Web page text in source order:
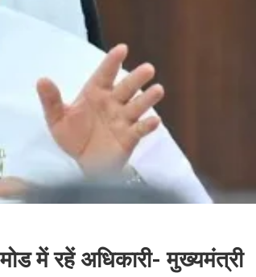
में रहें अधिकारी- मुख्यमंत्री